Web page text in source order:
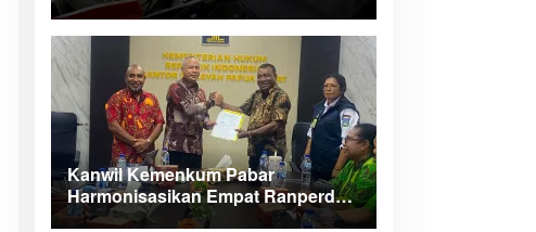
Kanwil Kemenkum Pabar
Harmonisasikan Empat Ranperda
Kabupaten Teluk Wondama